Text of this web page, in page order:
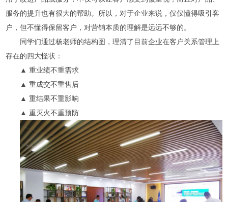
服务的提升也有很大的帮助。所以，对于企业来说，仅仅懂得吸引客
户，但不懂得保留客户，对营销本质的理解是远远不够的。
同学们通过杨老师的结构图，理清了目前企业在客户关系管理上
存在的四大怪状：
▲ 重业绩不重需求
▲ 重成交不重售后
▲ 重结果不重影响
▲ 重灭火不重预防